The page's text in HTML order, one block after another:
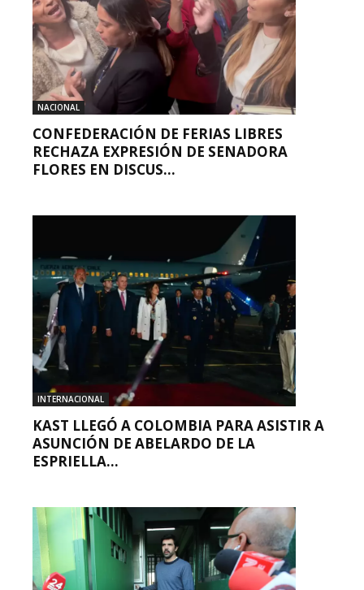
NACIONAL
CONFEDERACIÓN DE FERIAS LIBRES
RECHAZA EXPRESIÓN DE SENADORA
FLORES EN DISCUS...
INTERNACIONAL
KAST LLEGÓ A COLOMBIA PARA ASISTIR A
ASUNCIÓN DE ABELARDO DE LA
ESPRIELLA...